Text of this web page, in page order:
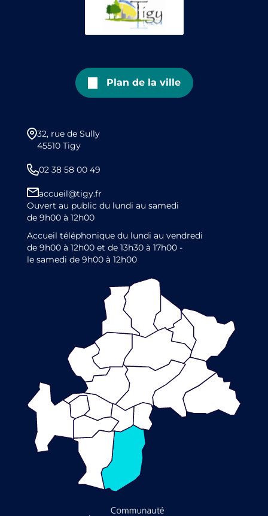
Plan de la ville
32, rue de Sully
45510 Tigy
02 38 58 00 49
accueil@tigy.fr
Ouvert au public du lundi au samedi
de 9h00 à 12h00
Accueil téléphonique du lundi au vendredi
de 9h00 à 12h00 et de 13h30 à 17h00 -
le samedi de 9h00 à 12h00